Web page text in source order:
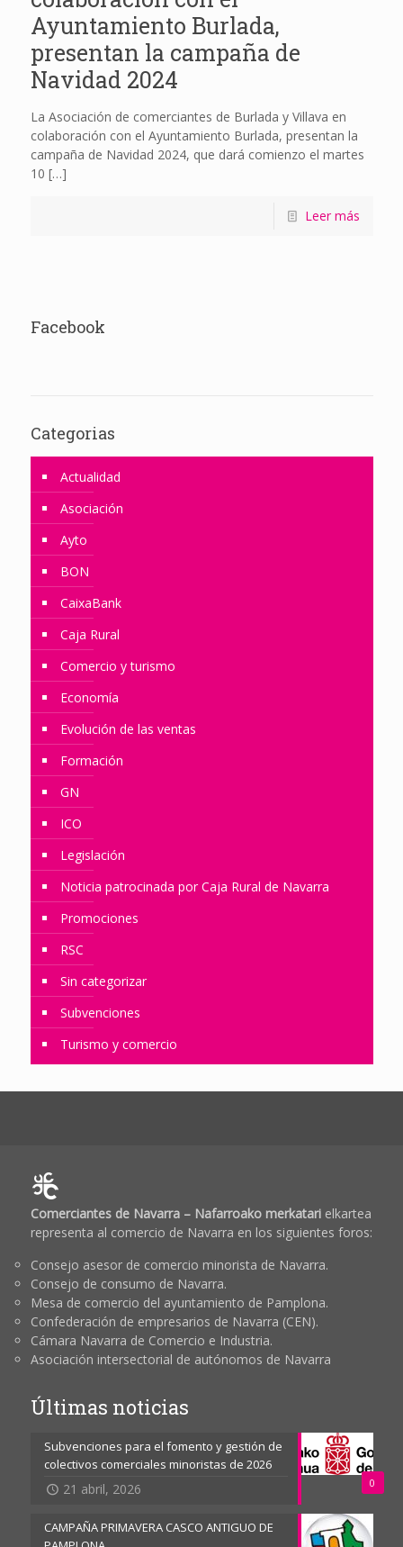
Ayuntamiento Burlada,
presentan la campaña de
Navidad 2024
La Asociación de comerciantes de Burlada y Villava en
colaboración con el Ayuntamiento Burlada, presentan la
campaña de Navidad 2024, que dará comienzo el martes
10 […]
Leer más
Facebook
Categorias
Actualidad
Asociación
Ayto
BON
CaixaBank
Caja Rural
Comercio y turismo
Economía
Evolución de las ventas
Formación
GN
ICO
Legislación
Noticia patrocinada por Caja Rural de Navarra
Promociones
RSC
Sin categorizar
Subvenciones
Turismo y comercio
Comerciantes de Navarra – Nafarroako merkatarielkartea
representa al comercio de Navarra en los siguientes foros:
Consejo asesor de comercio minorista de Navarra.
Consejo de consumo de Navarra.
Mesa de comercio del ayuntamiento de Pamplona.
Confederación de empresarios de Navarra (CEN).
Cámara Navarra de Comercio e Industria.
Asociación intersectorial de autónomos de Navarra
Últimas noticias
0
Subvenciones para el fomento y gestión de
colectivos comerciales minoristas de 2026
21 abril, 2026
CAMPAÑA PRIMAVERA CASCO ANTIGUO DE